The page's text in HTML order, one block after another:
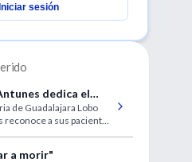
sesión
dedica el
a sus "maestros",
que trató.
de Guadalajara Lobo
reconoce a sus pacientes
a morir"